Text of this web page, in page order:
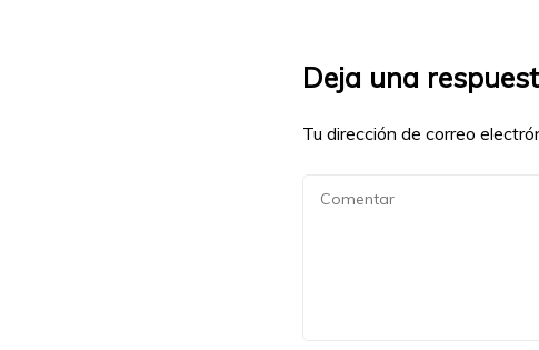
Deja una
Tu dirección de correo